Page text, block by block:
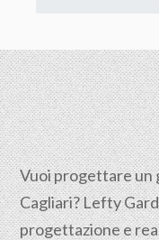
Vuoi progettare un
Cagliari? Lefty
progettazione e